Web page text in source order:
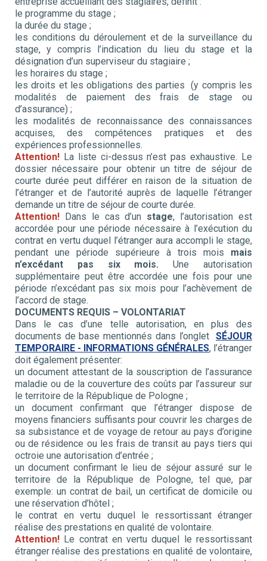
le programme du stage ;
la durée du stage ;
les conditions du déroulement et de la surveillance du
stage, y compris l’indication du lieu du stage et la
désignation d’un superviseur du stagiaire ;
les horaires du stage ;
les droits et les obligations des parties (y compris les
modalités de paiement des frais de stage ou
d’assurance) ;
les modalités de reconnaissance des connaissances
acquises, des compétences pratiques et des
expériences professionnelles.
Attention! La liste ci-dessus n’est pas exhaustive. Le
dossier nécessaire pour obtenir un titre de séjour de
courte durée peut différer en raison de la situation de
l’étranger et de l’autorité auprès de laquelle l’étranger
demande un titre de séjour de courte durée.
Attention! Dans le cas d’un stage, l’autorisation est
accordée pour une période nécessaire à l’exécution du
contrat en vertu duquel l’étranger aura accompli le stage,
pendant une période supérieure à trois mois mais
n’excédant pas six mois. Une autorisation
supplémentaire peut être accordée une fois pour une
période n’excédant pas six mois pour l’achèvement de
l’accord de stage.
DOCUMENTS REQUIS – VOLONTARIAT
Dans le cas d’une telle autorisation, en plus des
documents de base mentionnés dans l’onglet SÉJOUR
TEMPORAIRE - INFORMATIONS GÉNÉRALES, l’étranger
doit également présenter:
un document attestant de la souscription de l’assurance
maladie ou de la couverture des coûts par l’assureur sur
le territoire de la République de Pologne ;
un document confirmant que l’étranger dispose de
moyens financiers suffisants pour couvrir les charges de
sa subsistance et de voyage de retour au pays d’origine
ou de résidence ou les frais de transit au pays tiers qui
octroie une autorisation d’entrée ;
un document confirmant le lieu de séjour assuré sur le
territoire de la République de Pologne, tel que, par
exemple: un contrat de bail, un certificat de domicile ou
une réservation d’hôtel ;
le contrat en vertu duquel le ressortissant étranger
réalise des prestations en qualité de volontaire.
Attention! Le contrat en vertu duquel le ressortissant
étranger réalise des prestations en qualité de volontaire,